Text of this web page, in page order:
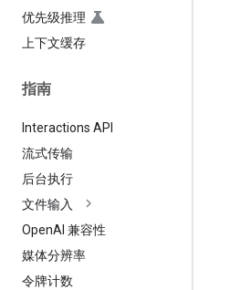
优先级推理
上下文缓存
指南
Interactions API
流式传输
后台执行
文件输入
OpenAI 兼容性
媒体分辨率
令牌计数